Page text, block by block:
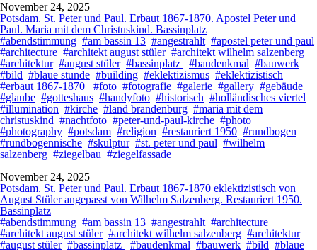
November 24, 2025
Potsdam. St. Peter und Paul. Erbaut 1867-1870. Apostel Peter und
Paul. Maria mit dem Christuskind. Bassinplatz
#abendstimmung #am bassin 13 #angestrahlt #apostel peter und paul
#architecture #architekt august stüler #architekt wilhelm salzenberg
#architektur #august stüler #bassinplatz #baudenkmal #bauwerk
#bild #blaue stunde #building #eklektizismus #eklektizistisch
#erbaut 1867-1870
#foto #fotografie #galerie #gallery #gebäude
#glaube #gotteshaus #handyfoto #historisch #holländisches viertel
#illumination #kirche #land brandenburg #maria mit dem
christuskind #nachtfoto #peter-und-paul-kirche #photo
#photography #potsdam #religion #restauriert 1950 #rundbogen
#rundbogennische #skulptur #st. peter und paul #wilhelm
salzenberg #ziegelbau #ziegelfassade
November 24, 2025
Potsdam. St. Peter und Paul. Erbaut 1867-1870 eklektizistisch von
August Stüler angepasst von Wilhelm Salzenberg. Restauriert 1950.
Bassinplatz
#abendstimmung #am bassin 13 #angestrahlt #architecture
#architekt august stüler #architekt wilhelm salzenberg #architektur
#august stüler #bassinplatz #baudenkmal #bauwerk #bild #blaue